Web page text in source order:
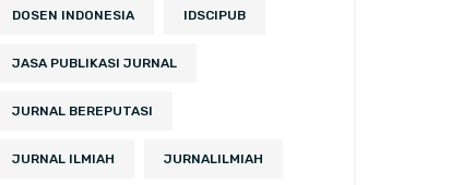
DOSEN INDONESIA IDSCIPUB
JASA PUBLIKASI JURNAL
JURNAL BEREPUTASI
JURNAL ILMIAH JURNALILMIAH